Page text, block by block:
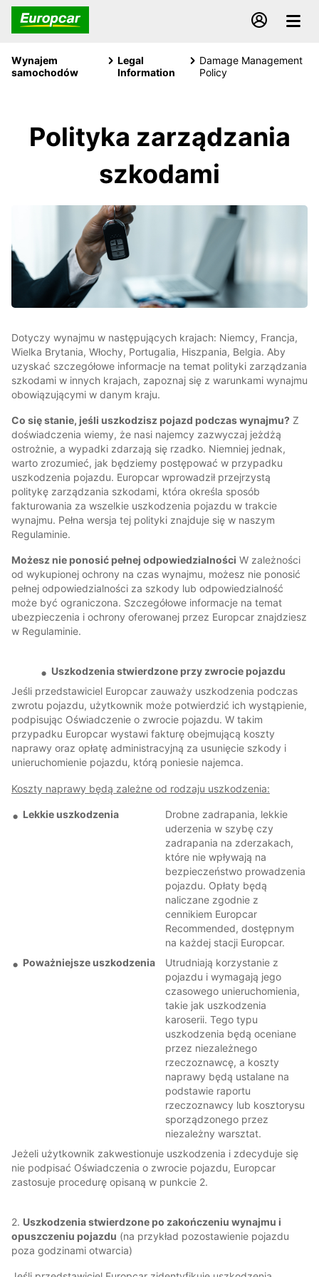
Wynajem
samochodów
Legal
Information
Damage Management
Policy
Polityka zarządzania
szkodami
Dotyczy wynajmu w następujących krajach: Niemcy, Francja,
Wielka Brytania, Włochy, Portugalia, Hiszpania, Belgia. Aby
uzyskać szczegółowe informacje na temat polityki zarządzania
szkodami w innych krajach, zapoznaj się z warunkami wynajmu
obowiązującymi w danym kraju.
Co się stanie, jeśli uszkodzisz pojazd podczas wynajmu? Z
doświadczenia wiemy, że nasi najemcy zazwyczaj jeżdżą
ostrożnie, a wypadki zdarzają się rzadko. Niemniej jednak,
warto zrozumieć, jak będziemy postępować w przypadku
uszkodzenia pojazdu. Europcar wprowadził przejrzystą
politykę zarządzania szkodami, która określa sposób
fakturowania za wszelkie uszkodzenia pojazdu w trakcie
wynajmu. Pełna wersja tej polityki znajduje się w naszym
Regulaminie.
Możesz nie ponosić pełnej odpowiedzialności W zależności
od wykupionej ochrony na czas wynajmu, możesz nie ponosić
pełnej odpowiedzialności za szkody lub odpowiedzialność
może być ograniczona. Szczegółowe informacje na temat
ubezpieczenia i ochrony oferowanej przez Europcar znajdziesz
w Regulaminie.
Uszkodzenia stwierdzone przy zwrocie pojazdu
Jeśli przedstawiciel Europcar zauważy uszkodzenia podczas
zwrotu pojazdu, użytkownik może potwierdzić ich wystąpienie,
podpisując Oświadczenie o zwrocie pojazdu. W takim
przypadku Europcar wystawi fakturę obejmującą koszty
naprawy oraz opłatę administracyjną za usunięcie szkody i
unieruchomienie pojazdu, którą poniesie najemca.
Koszty naprawy będą zależne od rodzaju uszkodzenia:
Lekkie uszkodzenia
Drobne zadrapania, lekkie
uderzenia w szybę czy
zadrapania na zderzakach,
które nie wpływają na
bezpieczeństwo prowadzenia
pojazdu. Opłaty będą
naliczane zgodnie z
cennikiem Europcar
Recommended, dostępnym
na każdej stacji Europcar.
Poważniejsze uszkodzenia
Utrudniają korzystanie z
pojazdu i wymagają jego
czasowego unieruchomienia,
takie jak uszkodzenia
karoserii. Tego typu
uszkodzenia będą oceniane
przez niezależnego
rzeczoznawcę, a koszty
naprawy będą ustalane na
podstawie raportu
rzeczoznawcy lub kosztorysu
sporządzonego przez
niezależny warsztat.
Jeżeli użytkownik zakwestionuje uszkodzenia i zdecyduje się
nie podpisać Oświadczenia o zwrocie pojazdu, Europcar
zastosuje procedurę opisaną w punkcie 2.
2. Uszkodzenia stwierdzone po zakończeniu wynajmu i
opuszczeniu pojazdu (na przykład pozostawienie pojazdu
poza godzinami otwarcia)